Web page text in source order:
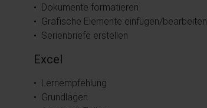
• Dokumente formatieren
• Grafische Elemente einfügen/bearbeiten
• Serienbriefe erstellen
Excel
• Lernempfehlung
• Grundlagen